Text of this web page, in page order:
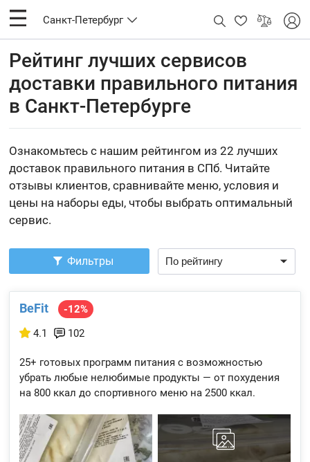
Санкт-Петербург
Рейтинг лучших сервисов
доставки правильного питания
в Санкт-Петербурге
Ознакомьтесь с нашим рейтингом из 22 лучших
доставок правильного питания в СПб. Читайте
отзывы клиентов, сравнивайте меню, условия и
цены на наборы еды, чтобы выбрать оптимальный
сервис.
Фильтры
BeFit
-12%
4.1
102
25+ готовых программ питания с возможностью
убрать любые нелюбимые продукты — от похудения
на 800 ккал до спортивного меню на 2500 ккал.